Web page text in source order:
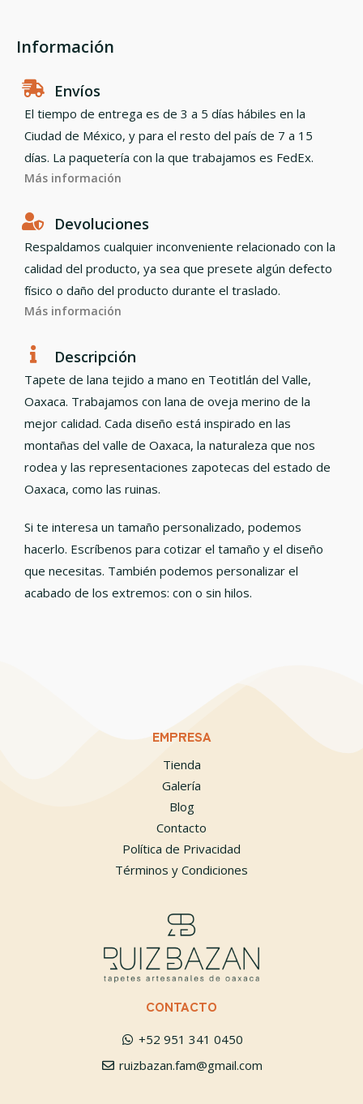
Información
Envíos
El tiempo de entrega es de 3 a 5 días hábiles en la
Ciudad de México, y para el resto del país de 7 a 15
días. La paquetería con la que trabajamos es FedEx.
Más información
Devoluciones
Respaldamos cualquier inconveniente relacionado con la
calidad del producto, ya sea que presete algún defecto
físico o daño del producto durante el traslado.
Más información
Descripción
Tapete de lana tejido a mano en Teotitlán del Valle,
Oaxaca. Trabajamos con lana de oveja merino de la
mejor calidad. Cada diseño está inspirado en las
montañas del valle de Oaxaca, la naturaleza que nos
rodea y las representaciones zapotecas del estado de
Oaxaca, como las ruinas.
Si te interesa un tamaño personalizado, podemos
hacerlo. Escríbenos para cotizar el tamaño y el diseño
que necesitas. También podemos personalizar el
acabado de los extremos: con o sin hilos.
EMPRESA
Tienda
Galería
Blog
Contacto
Política de Privacidad
Términos y Condiciones
CONTACTO
+52 951 341 0450
ruizbazan.fam@gmail.com